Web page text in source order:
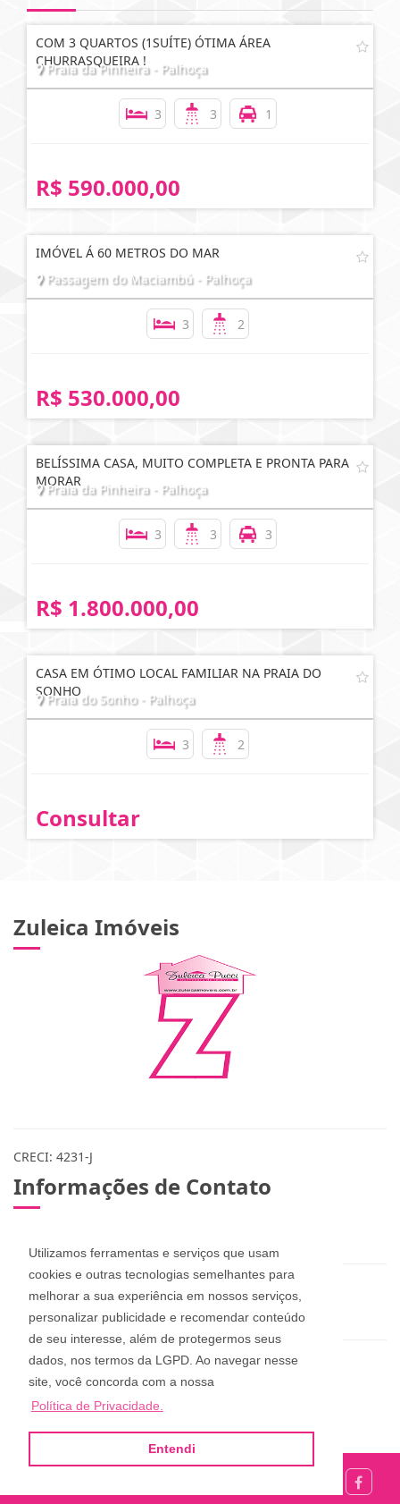
Utilizamos ferramentas e serviços que usam
cookies e outras tecnologias semelhantes para
melhorar a sua experiência em nossos serviços,
personalizar publicidade e recomendar conteúdo
de seu interesse, além de protegermos seus
dados, nos termos da LGPD. Ao navegar nesse
site, você concorda com a nossa
Política de Privacidade.
Entendi
COM 3 QUARTOS (1SUÍTE) ÓTIMA ÁREA
CHURRASQUEIRA !
Praia da Pinheira - Palhoça
3 3 1
R$ 590.000,00
IMÓVEL Á 60 METROS DO MAR
Passagem do Maciambú - Palhoça
3 2
R$ 530.000,00
BELÍSSIMA CASA, MUITO COMPLETA E PRONTA PARA
MORAR
Praia da Pinheira - Palhoça
3 3 3
R$ 1.800.000,00
CASA EM ÓTIMO LOCAL FAMILIAR NA PRAIA DO
SONHO
Praia do Sonho - Palhoça
3 2
Consultar
Zuleica Imóveis
CRECI: 4231-J
Informações de Contato
zuleicapinheira@hotmail.com
dan_pucci@hotmail.com
Zuleica Imóveis
Rua Aderbal Ramos da Silva, 68, Pinheira
Palhoça - Santa Catarina